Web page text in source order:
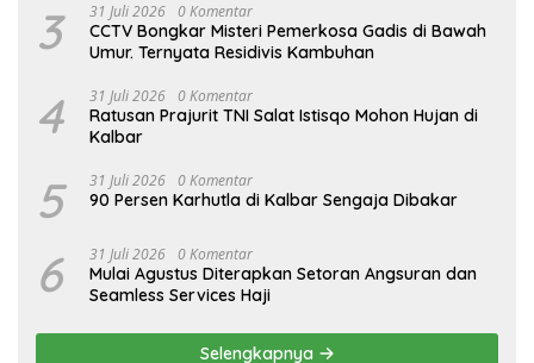
3 31 Juli 2026 0 Komentar
CCTV Bongkar Misteri Pemerkosa Gadis di Bawah
Umur. Ternyata Residivis Kambuhan
4 31 Juli 2026 0 Komentar
Ratusan Prajurit TNI Salat Istisqo Mohon Hujan di
Kalbar
5 31 Juli 2026 0 Komentar
90 Persen Karhutla di Kalbar Sengaja Dibakar
6 31 Juli 2026 0 Komentar
Mulai Agustus Diterapkan Setoran Angsuran dan
Seamless Services Haji
Selengkapnya